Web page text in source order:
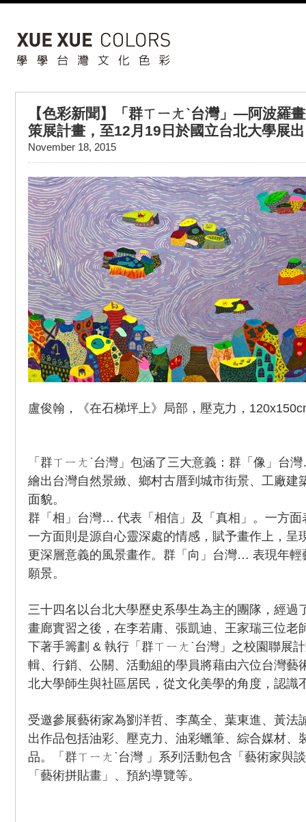
【色彩新聞】「群ㄒㄧㄤˋ台灣」—阿波羅
策展計畫，至12月19日於國立台北大學展出
November 18, 2015
盧俊翰，《在石梯坪上》局部，壓克力，
「群ㄒㄧㄤˋ台灣」包涵了三大意義：群「像」台
繪出台灣自然景緻、鄉村古厝到城市街景、工廠建
面貌。
群「相」台灣… 代表「相信」及「真相」。一方面
一方面則是源自心靈深處的情感，賦予畫作上，呈
更深層意義的風景畫作。群「向」台灣… 表現年輕
願景。
三十四名以台北大學歷史系學生為主的團隊，經過
畫廊實習之後，在李若庸、張凱迪、王家瑞三位老
下著手籌劃 & 執行「群ㄒㄧㄤˋ台灣」之校園聯展
輯、行銷、公關、活動組的學員將藉由六位台灣藝
北大學師生與社區居民，從文化美學的角度，認識
受邀參展藝術家為劉洋哲、李萬全、葉東進、黃法
出作品包括油彩、壓克力、油彩蠟筆、綜合媒材、
品。「群ㄒㄧㄤˋ台灣 」系列活動包含「藝術家與
「藝術拼貼畫」、預約導覽等。